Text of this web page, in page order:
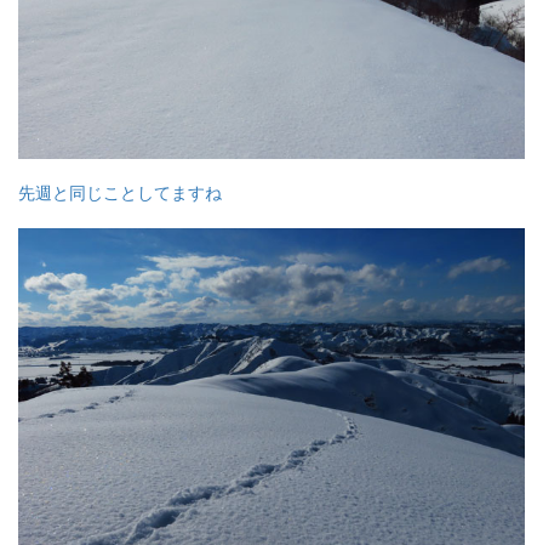
先週と同じことしてますね